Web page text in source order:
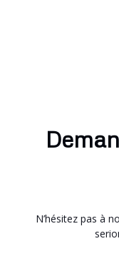
N’hésitez pas à